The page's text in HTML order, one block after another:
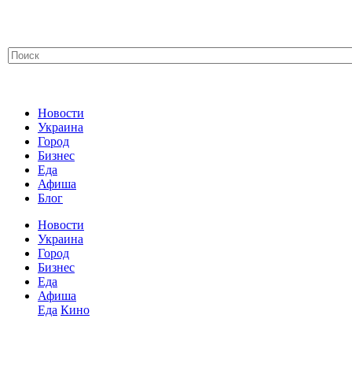
Новости
Украина
Город
Бизнес
Еда
Афиша
Блог
Новости
Украина
Город
Бизнес
Еда
Афиша
Еда Кино